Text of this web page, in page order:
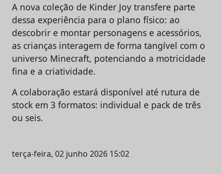
A nova coleção de Kinder Joy transfere parte
dessa experiência para o plano físico: ao
descobrir e montar personagens e acessórios,
as crianças interagem de forma tangível com o
universo Minecraft, potenciando a motricidade
fina e a criatividade.
A colaboração estará disponível até rutura de
stock em 3 formatos: individual e pack de três
ou seis.
terça-feira, 02 junho 2026 15:02